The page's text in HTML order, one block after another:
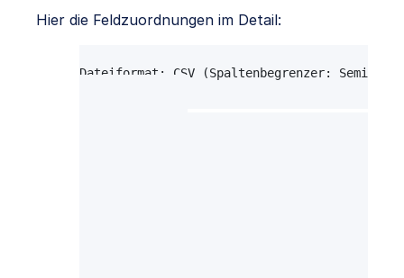
Hier die Feldzuordnungen im Detail:
Dateiformat: CSV (Spaltenbegrenzer: